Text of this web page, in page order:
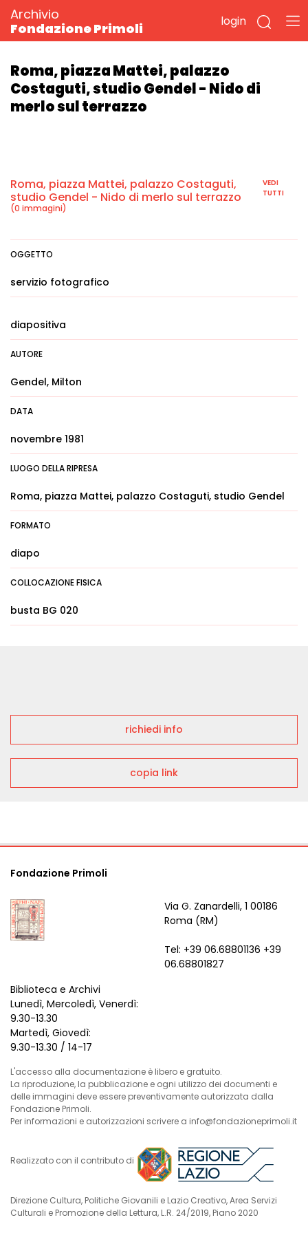
Archivio
Fondazione Primoli
login
Roma, piazza Mattei, palazzo
Costaguti, studio Gendel - Nido di
merlo sul terrazzo
Roma, piazza Mattei, palazzo Costaguti,
studio Gendel - Nido di merlo sul terrazzo
(0 immagini)
VEDI
TUTTI
OGGETTO
servizio fotografico
diapositiva
AUTORE
Gendel, Milton
DATA
novembre 1981
LUOGO DELLA RIPRESA
Roma, piazza Mattei, palazzo Costaguti, studio Gendel
FORMATO
diapo
COLLOCAZIONE FISICA
busta BG 020
richiedi info
copia link
Fondazione Primoli
Via G. Zanardelli, 1 00186
Roma (RM)
Tel: +39 06.68801136 +39
06.68801827
Biblioteca e Archivi
Lunedì, Mercoledì, Venerdì:
9.30-13.30
Martedì, Giovedì:
9.30-13.30 / 14-17
L'accesso alla documentazione è libero e gratuito.
La riproduzione, la pubblicazione e ogni utilizzo dei documenti e
delle immagini deve essere preventivamente autorizzata dalla
Fondazione Primoli.
Per informazioni e autorizzazioni scrivere a info@fondazioneprimoli.it
Realizzato con il contributo di
Direzione Cultura, Politiche Giovanili e Lazio Creativo, Area Servizi
Culturali e Promozione della Lettura, L.R. 24/2019, Piano 2020